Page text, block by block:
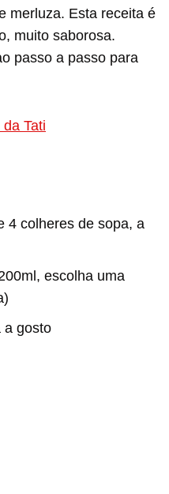
merluza. Esta receita é
muito saborosa.
passo a passo para
Tati
4 colheres de sopa, a
escolha uma
a gosto